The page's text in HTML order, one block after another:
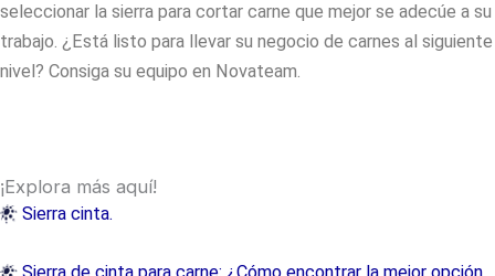
seleccionar la sierra para cortar carne que mejor se adecúe a su
trabajo. ¿Está listo para llevar su negocio de carnes al siguiente
nivel? Consiga su equipo en Novateam.
¡Explora más aquí!
Sierra cinta.